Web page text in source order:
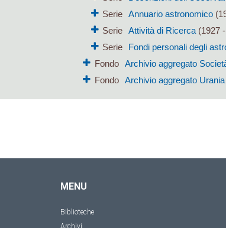
Serie Annuario astronomico
Serie Attività di Ricerca(1927 -
Serie
Fondi personali degli
Fondo
Archivio aggregato
Fondo
Archivio aggregato Urania
MENU
Biblioteche
Archivi